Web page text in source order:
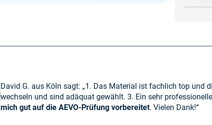
David G. aus Köln sagt: „1. Das Material ist fachlich top und
wechseln und sind adäquat gewählt. 3. Ein sehr
mich gut auf die AEVO-Prüfung vorbereitet. Vielen Dank!“